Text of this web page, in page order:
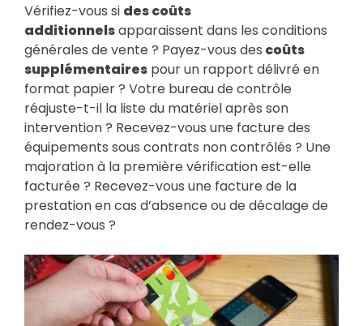
Vérifiez-vous si des coûts
additionnelsapparaissent dans les conditions
générales de vente ? Payez-vous des coûts
supplémentaires pour un rapport délivré en
format papier ? Votre bureau de contrôle
réajuste-t-il la liste du matériel après son
intervention ? Recevez-vous une facture des
équipements sous contrats non contrôlés ? Une
majoration à la première vérification est-elle
facturée ? Recevez-vous une facture de la
prestation en cas d’absence ou de décalage de
rendez-vous ?